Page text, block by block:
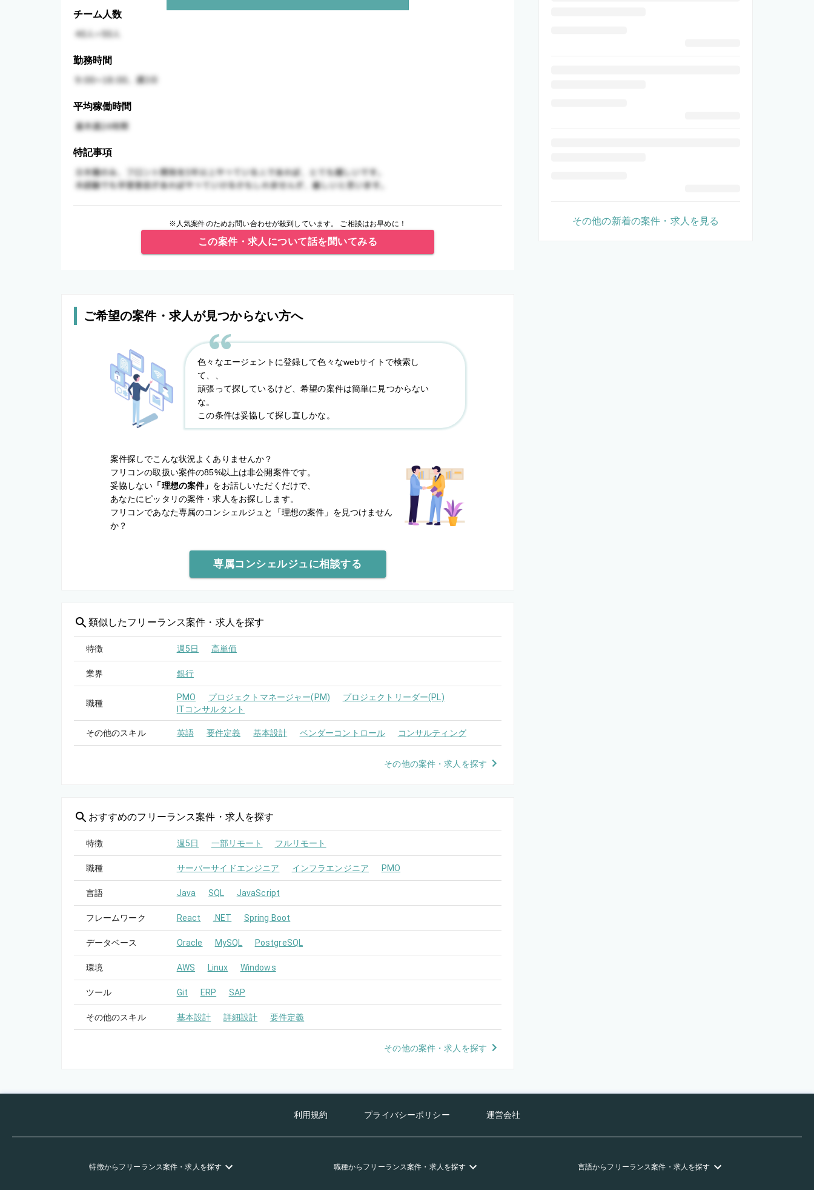
チーム人数
勤務時間
平均稼働時間
特記事項
※人気案件のためお問い合わせが殺到しています。 ご相談はお早めに！
この案件・求人について話を聞いてみる
ご希望の案件・求人が見つからない方へ
色々なエージェントに登録して色々なwebサイトで検索し
て、、
頑張って探しているけど、希望の案件は簡単に見つからない
な。
この条件は妥協して探し直しかな。
案件探しでこんな状況よくありませんか？
フリコンの取扱い案件の85%以上は非公開案件です。
妥協しない 「理想の案件」 をお話しいただくだけで、
あなたにピッタリの案件・求人をお探しします。
フリコンであなた専属のコンシェルジュと
「理想の案件」を見つけません
か？
専属コンシェルジュに相談する
類似したフリーランス案件・求人を探す
特徴 週5日 高単価
業界 銀行
職種
PMO プロジェクトマネージャー(PM)
プロジェクトリーダー(PL)
ITコンサルタント
その他のスキル 英語 要件定義 基本設計 ベンダーコントロール コンサルティング
その他の案件・求人を探す
おすすめのフリーランス案件・求人を探す
特徴 週5日 一部リモート フルリモート
職種 サーバーサイドエンジニア インフラエンジニア PMO
言語 Java SQL JavaScript
フレームワーク React .NET Spring Boot
データベース Oracle MySQL PostgreSQL
環境 AWS Linux Windows
ツール Git ERP SAP
その他のスキル 基本設計 詳細設計 要件定義
その他の案件・求人を探す
その他の新着の案件・求人を見る
利用規約 プライバシーポリシー 運営会社
特徴からフリーランス案件・求人を探す 職種からフリーランス案件・求人を探す 言語からフリーランス案件・求人を探す